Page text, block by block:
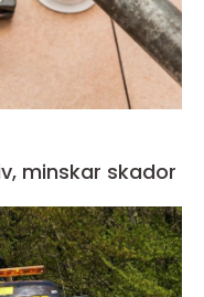
minskar skador